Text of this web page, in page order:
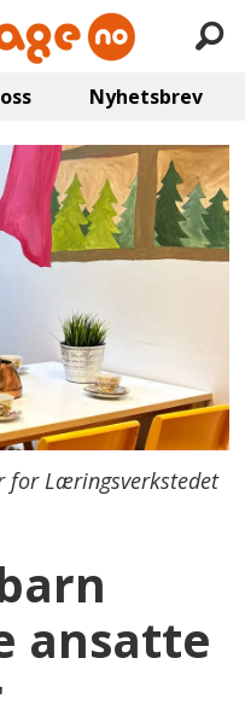
Nyhetsbrev
for Læringsverkstedet
ansatte